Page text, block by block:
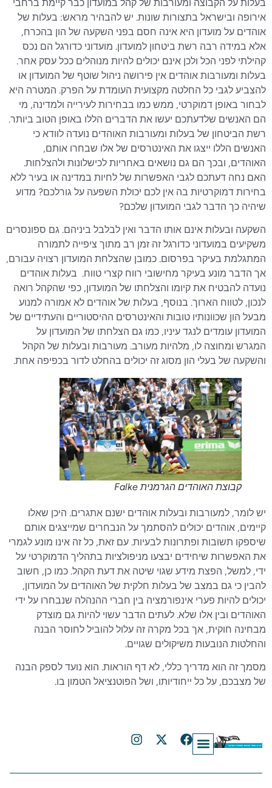
בעלות על הקבוצה ומעורבות של קהל במועדון כבר קיימת ברחבי
אירופה ובישראל בתצורות שונות. יש להבהיר מראש: בעלות של
אוהדים על מועדון היא אינה חסם בפני השקעה של הון בהכרח,
אלא במידה רבה רשת ביטחון למועדון. מועדוני כדורגל הם נכס
קהילתי לפני הכל ולכן אינם יכולים להיות מנוהלים ככל עסק אחר.
בעלות ומעורבות אוהדים אין פירושה ניהול שוטף של המועדון או
להצביע לגבי כל החלטה מקצועית העומדת על הפרק. המטרה היא
לבחור באופן דמוקרטי, ממש כמו בבחירות לעירייה ולמדינה, מי
הם האנשים שלדעתכם יעשו את הדברים הללו באופן הטוב ביותר.
רשת הביטחון של בעלות ומעורבות האוהדים נועדה לוודא כי
האנשים הללו ייצגו את האינטרסים של אלו שבחרו אותם,
האוהדים, ובכך הם גם נושאים באחריות לכישלונות ולהצלחות.
האם נחה דעתכם לגבי האפשרות של לחיות במדינה או בעיר ללא
בחירות דמוקרטיות בה אין לכם יכולת השפעה על גורלכם? מדוע
שיהיה כך הדבר לגבי המועדון שלכם?
השקעה ובעלות אינם אותו הדבר ואין לבלבל ביניהם. גם ספונסרים
משקיעים במועדוני כדורגל זה זמן רב מתוך ציפייה לתמורה
המתגלמת בעיקר בפרסום. כמובן שהצלחת המועדון רצויה עבורם,
אך הדבר מונע בעיקר מחישובי רווח קצרי טווח. בעלות אוהדים
נועדה להבטיח את קיומו והצלחתו של המועדון, כפי שהקהל רואה
לנכון, לטווח הארוך. בנוסף, בעלות של אוהדים לא אמורה למנוע
מבעל הון שכוונותיו טובות והאינטרסים ההיסטוריים והעתידיים של
המועדון עומדים לנגד עיניו, כמו גם הצלחתו של המועדון על
המגרש ומחוצה לו, מלהיות מעורב. מעורבות ובעלות של הקהל
והשקעה של בעלי הון מסוג זה יכולים בהחלט לדור בכפיפה אחת.
קבוצת האוהדים הגרמנית Falke
יש לומר, למעורבות ובעלות אוהדים ישנם אתגרים. היכן שאלו
קיימים, אוהדים יכולים להסתמך על הנבחרים שמייצגים אותם
שיספקו תשובות ופתרונות לבעיות. עם זאת, כל זה אינו מונע לגמרי
את האפשרות שיחידים יבצעו מניפולציות בתהליך הדמוקרטי על
ידי, למשל, הפצת מידע שגוי שיטה את דעת הקהל. כמו כן, חשוב
להבין כי גם במצב של בעלות חלקית של האוהדים על המועדון,
יכולים להיות פערי אינפורמציה בין חברי ההנהלה שנבחרו על ידי
האוהדים ובין אלו שלא. לעתים הדבר עשוי להיות גם מוצדק
מבחינה חוקית, אך בכל מקרה זה עלול להוביל לחוסר הבנה
והחלטות הנובעות משיקולים שגויים.
מסמך זה הוא מדריך כללי, לא דף הוראות. הוא נועד לספק הבנה
של מצבכם, על כל ייחודיותו, ושל הפוטנציאל הטמון בו.